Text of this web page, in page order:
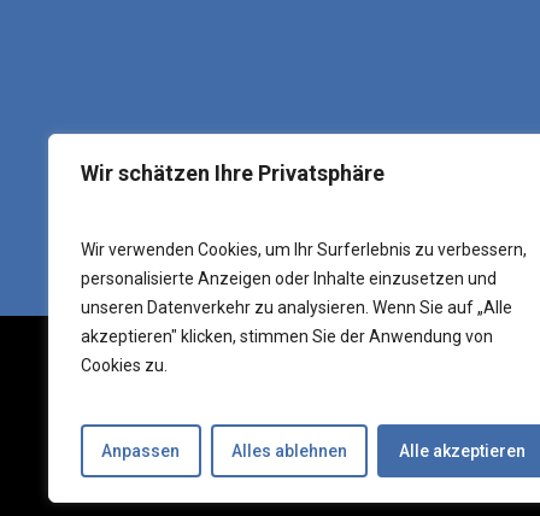
Wir schätzen Ihre Privatsphäre
Wir verwenden Cookies, um Ihr Surferlebnis zu verbessern,
personalisierte Anzeigen oder Inhalte einzusetzen und
unseren Datenverkehr zu analysieren. Wenn Sie auf „Alle
akzeptieren" klicken, stimmen Sie der Anwendung von
Cookies zu.
Anpassen Alles ablehnen Alle akzeptieren
© 2026